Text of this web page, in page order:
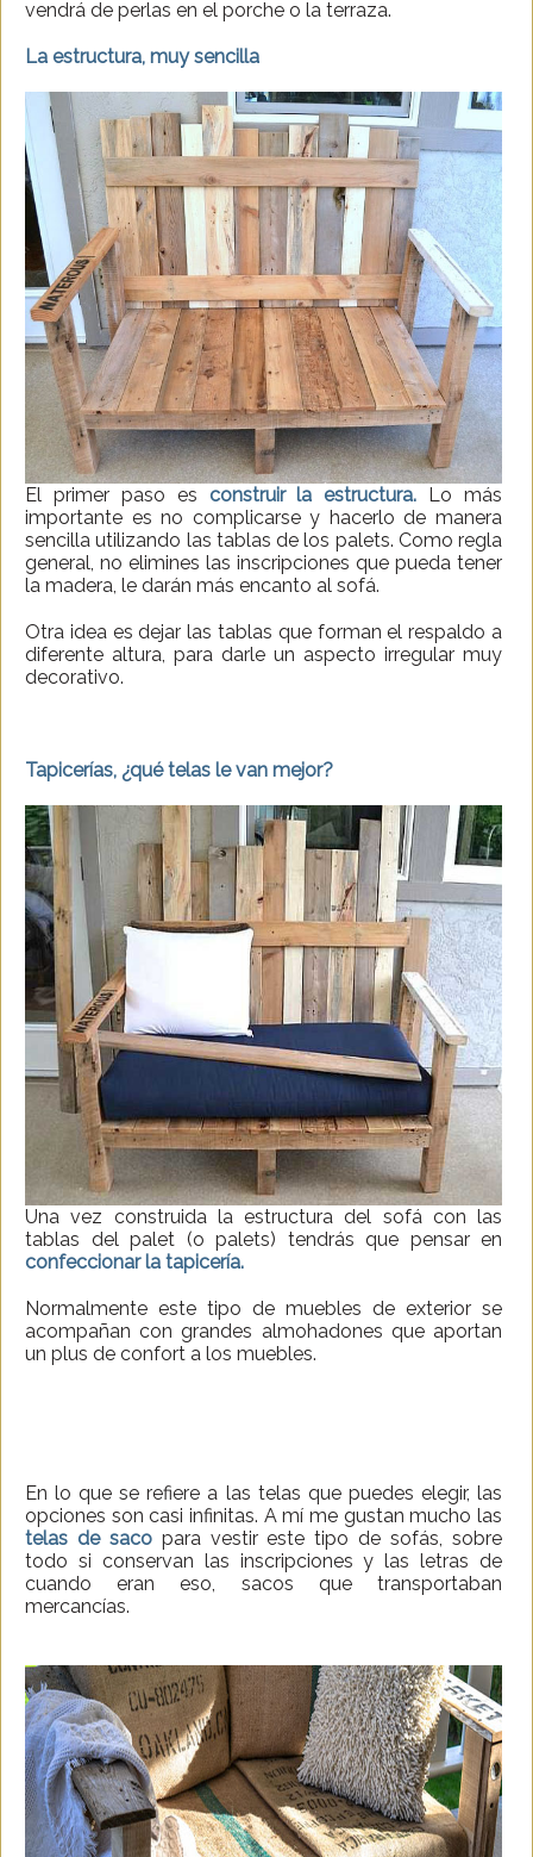
vendrá de perlas en el porche o la terraza.
La estructura, muy sencilla
El primer paso es construir la estructura. Lo más
importante es no complicarse y hacerlo de manera
sencilla utilizando las tablas de los palets. Como regla
general, no elimines las inscripciones que pueda tener
la madera, le darán más encanto al sofá.
Otra idea es dejar las tablas que forman el respaldo a
diferente altura, para darle un aspecto irregular muy
decorativo.
Tapicerías, ¿qué telas le van mejor?
Una vez construida la estructura del sofá con las
tablas del palet (o palets) tendrás que pensar en
confeccionar la tapicería.
Normalmente este tipo de muebles de exterior se
acompañan con grandes almohadones que aportan
un plus de confort a los muebles.
En lo que se refiere a las telas que puedes elegir, las
opciones son casi infinitas. A mí me gustan mucho las
telas de sacopara vestir este tipo de sofás, sobre
todo si conservan las inscripciones y las letras de
cuando eran eso, sacos que transportaban
mercancías.